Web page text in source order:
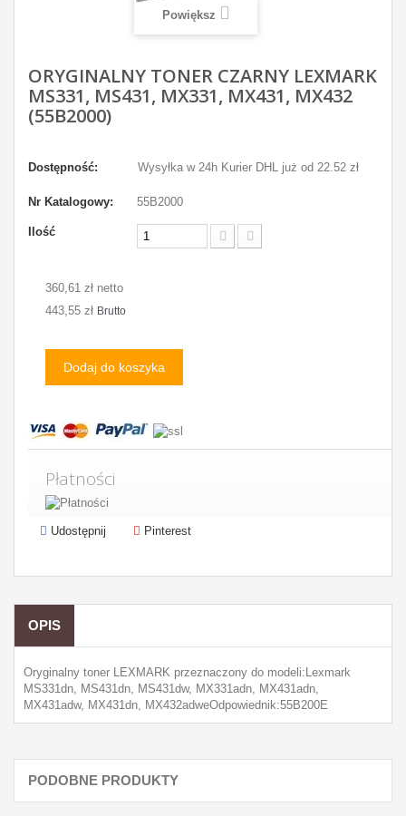
Powiększ
ORYGINALNY TONER CZARNY LEXMARK
MS331, MS431, MX331, MX431, MX432
(55B2000)
Dostępność: Wysyłka w 24h Kurier DHL już od 22.52 zł
Nr Katalogowy: 55B2000
Ilość
360,61 zł netto
443,55 zł Brutto
Dodaj do koszyka
Płatności
Udostępnij Pinterest
OPIS
Oryginalny toner LEXMARK przeznaczony do modeli:Lexmark
MS331dn, MS431dn, MS431dw, MX331adn, MX431adn,
MX431adw, MX431dn, MX432adweOdpowiednik:55B200E
PODOBNE PRODUKTY